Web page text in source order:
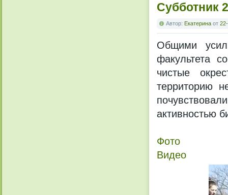
Cубботник
Автор: Екатерина от
Общими
факультета
чистые
территорию
активностью
Фото
Видео